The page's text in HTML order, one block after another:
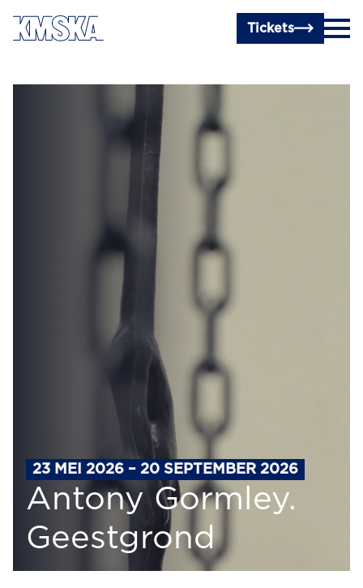
Ga naar hoofdinhoud
Tickets
23 MEI 2026 – 20 SEPTEMBER 2026
Antony Gormley.
Geestgrond